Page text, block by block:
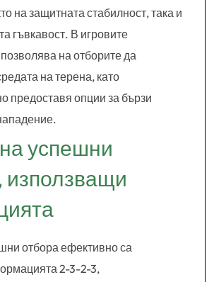
на защитната стабилност, така и
гъвкавост. В игровите
на отборите да
на терена, като
предоставя опции за бързи
успешни
използващи
отбора ефективно са
2-3-2-3,